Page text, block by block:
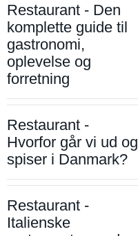
Restaurant - Den
komplette guide til
gastronomi,
oplevelse og
forretning
Restaurant -
Hvorfor går vi ud og
spiser i Danmark?
Restaurant -
Italienske